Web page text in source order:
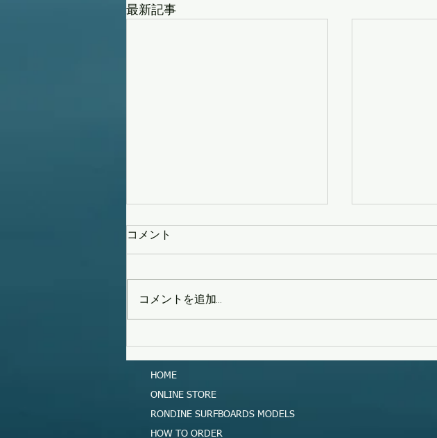
最新記事
策を練る
コメント
コメントを追加…
HOME
ONLINE STORE
RONDINE SURFBOARDS MODELS
HOW TO ORDER